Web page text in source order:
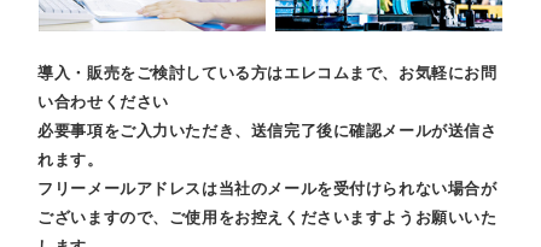
導入・販売をご検討している方はエレコムまで、お気軽にお問
い合わせください
必要事項をご入力いただき、送信完了後に確認メールが送信さ
れます。
フリーメールアドレスは当社のメールを受付けられない場合が
ございますので、ご使用をお控えくださいますようお願いいた